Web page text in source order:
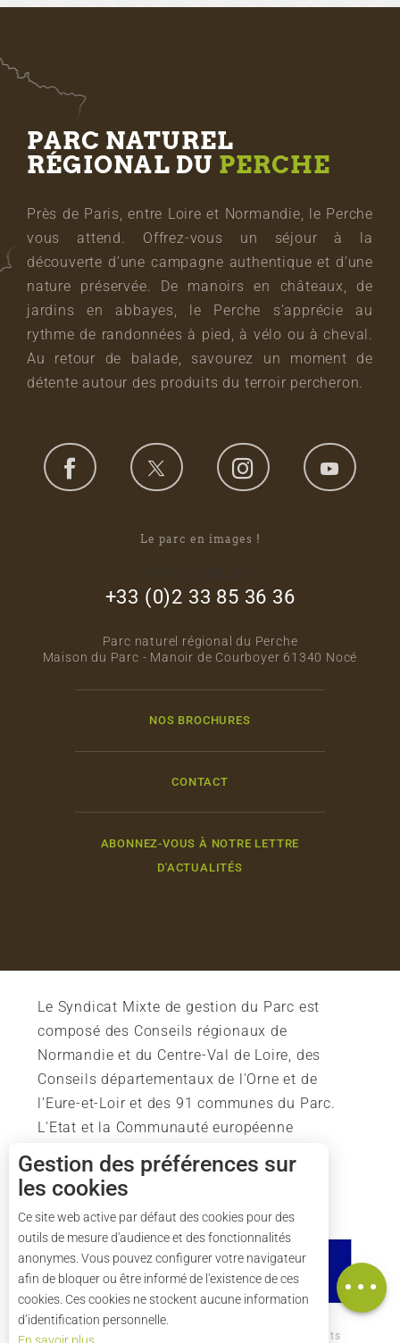
Ouvertures
Carte
PARC NATUREL
RÉGIONAL DU PERCHE
Près de Paris, entre Loire et Normandie, le Perche
vous attend. Offrez-vous un séjour à la
découverte d’une campagne authentique et d’une
nature préservée. De manoirs en châteaux, de
jardins en abbayes, le Perche s’apprécie au
rythme de randonnées à pied, à vélo ou à cheval.
Au retour de balade, savourez un moment de
détente autour des produits du terroir percheron.
Le parc en images !
+33 (0)2 33 85 36 36
Parc naturel régional du Perche
Maison du Parc - Manoir de Courboyer 61340 Nocé
NOS BROCHURES
CONTACT
ABONNEZ-VOUS À NOTRE LETTRE
D'ACTUALITÉS
Le Syndicat Mixte de gestion du Parc est
composé des Conseils régionaux de
Normandie et du Centre-Val de Loire, des
Conseils départementaux de l'Orne et de
l'Eure-et-Loir et des 91 communes du Parc.
L'Etat et la Communauté européenne
soutiennent également l'action du Parc.
Comment venir ? Crédits
Gestion des préférences sur
les cookies
Ce site web active par défaut des cookies pour des
outils de mesure d'audience et des fonctionnalités
anonymes. Vous pouvez configurer votre navigateur
afin de bloquer ou être informé de l'existence de ces
cookies. Ces cookies ne stockent aucune information
d’identification personnelle.